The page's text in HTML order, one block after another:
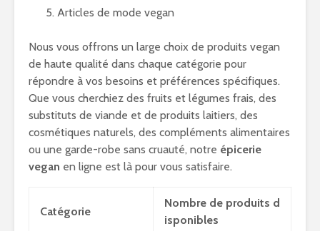
Articles de mode vegan
Nous vous offrons un large choix de produits vegan
de haute qualité dans chaque catégorie pour
répondre à vos besoins et préférences spécifiques.
Que vous cherchiez des fruits et légumes frais, des
substituts de viande et de produits laitiers, des
cosmétiques naturels, des compléments alimentaires
ou une garde-robe sans cruauté, notre épicerie
vegan en ligne est là pour vous satisfaire.
Catégorie
Nombre de produits d
isponibles